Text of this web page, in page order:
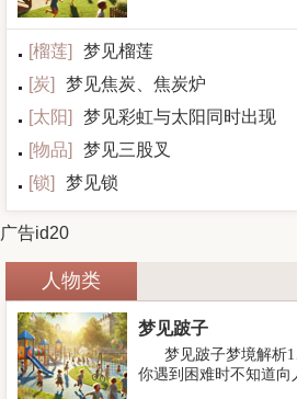
[榴莲]
梦见榴莲
[炭]
梦见焦炭、焦炭炉
[太阳]
梦见彩虹与太阳同时出现
[物品]
梦见三股叉
[锁] 梦见锁
广告id20
人物类
梦见跛子
梦见跛子梦境解析
你遇到困难时不知道向